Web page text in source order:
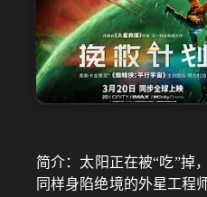
简介： 太阳正在被“吃”掉
同样身陷绝境的外星工程